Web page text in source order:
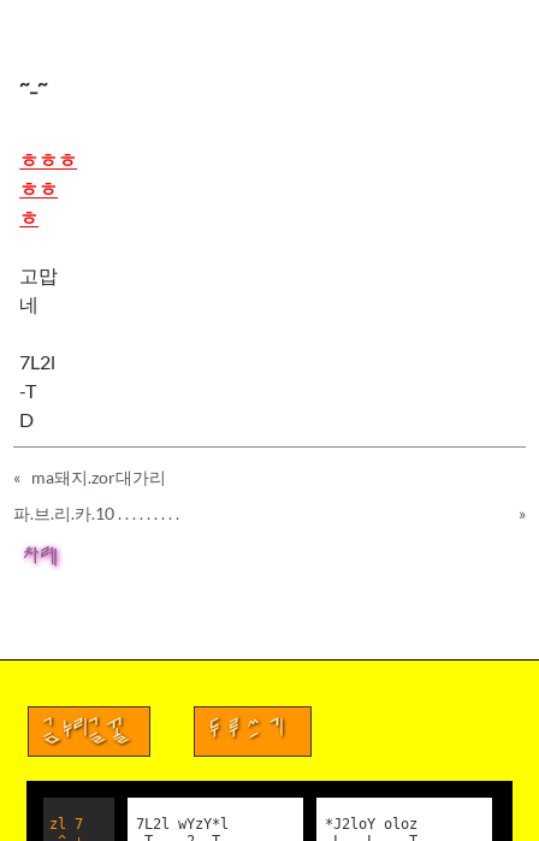
~_~
'_`
ㅠ.ㅠ
ㅜ.ㅜ
T.T
t.t
:.:
Y.Y
¿. ¿
ㅎㅎㅎ
ㅎㅎ
ㅎ
고맙
네
7L2l
-T
D
« ma돼지.zor대가리
파.브.리.카.10 . . . . . . . . .
»
차례
금누리글꼴 두루쓰기
zl 7
7L2l wYzY*l
*J2loY oloz